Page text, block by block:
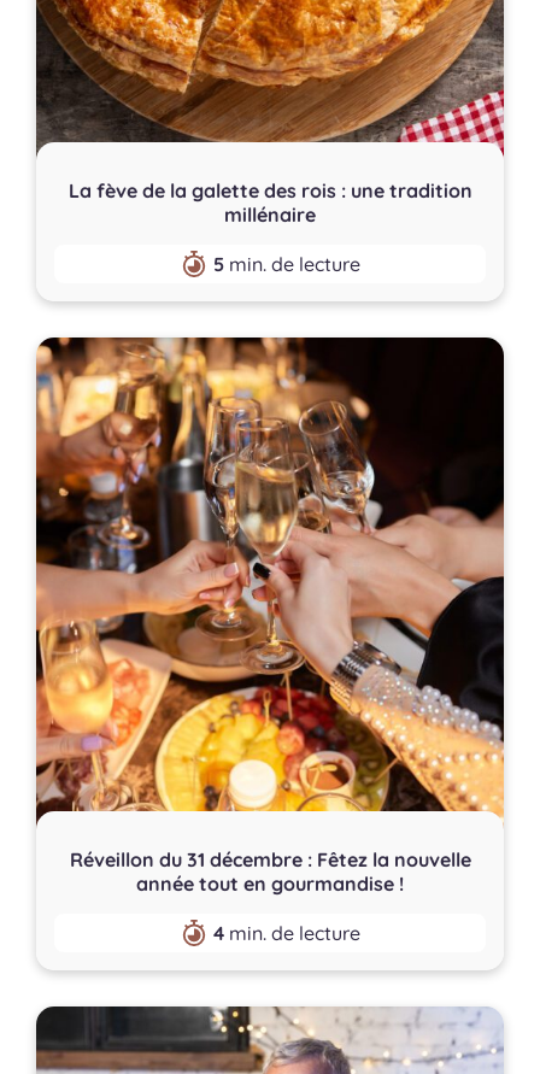
La fève de la galette des rois : une tradition
millénaire
5min. de lecture
Réveillon du 31 décembre : Fêtez la nouvelle
année tout en gourmandise !
4min. de lecture